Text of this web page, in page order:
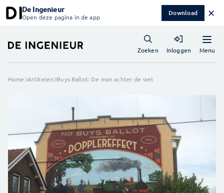
De Ingenieur
Open deze pagina in de app Download ✕
Menu
Zoeken Inloggen
Home Artikelen Buys Ballot: De man achter de wet